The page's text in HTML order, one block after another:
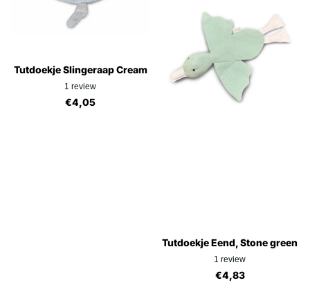
Tutdoekje Slingeraap Cream
1 review
€4,05
Tutdoekje Eend, Stone green
1 review
€4,83